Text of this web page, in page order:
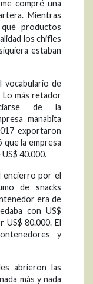
compré una
Mientras
productos
los chifles
estaban
vocabulario de
Lo más retador
de la
manabita
exportaron
la empresa
40.000.
encierro por el
de snacks
era de
con US$
US$ 80.000. El
y
abrieron las
más y nada